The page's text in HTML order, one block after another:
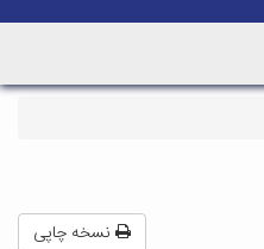
نسخه چاپی